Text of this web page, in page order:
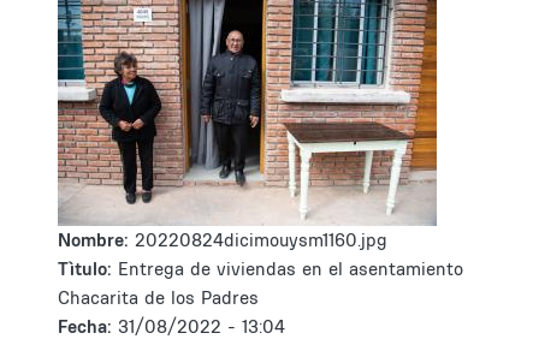
Nombre: 20220824dicimouysm1160.jpg
Tìtulo: Entrega de viviendas en el asentamiento
Chacarita de los Padres
Fecha: 31/08/2022 - 13:04